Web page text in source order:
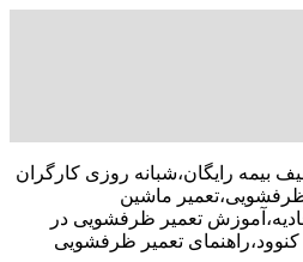
تخفیف بیمه رایگان،شبانه روزی کارگران
ماشین
تعمیر ظرفشویی در
تعمیر ظرفشویی